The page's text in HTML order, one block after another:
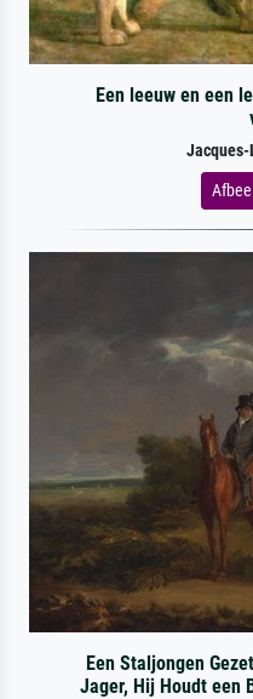
Een leeuw en een
Een Staljongen
Jager, Hij Houdt een